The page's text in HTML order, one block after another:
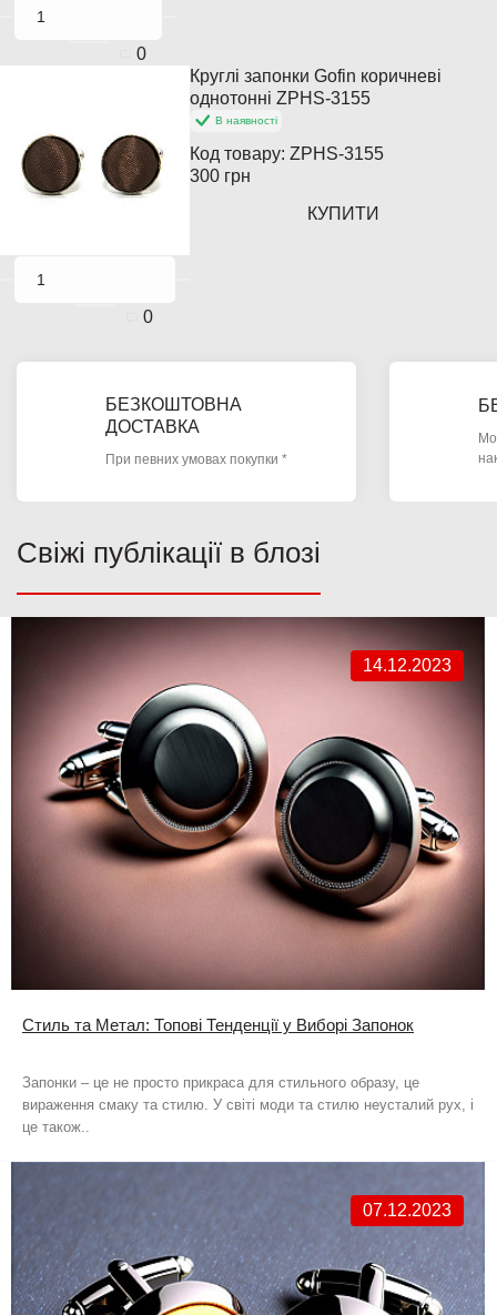
0
0
Круглі запонки Gofin коричневі
однотонні ZPHS-3155
В наявності
Код товару:ZPHS-3155
300 грн
КУПИТИ
БЕЗКОШТОВНА
ДОСТАВКА
При певних умовах покупки *
Свіжі публікації в блозі
14.12.2023
Стиль та Метал: Топові Тенденції у Виборі Запонок
Запонки – це не просто прикраса для стильного образу, це
вираження смаку та стилю. У світі моди та стилю неусталий рух, і
це також..
07.12.2023